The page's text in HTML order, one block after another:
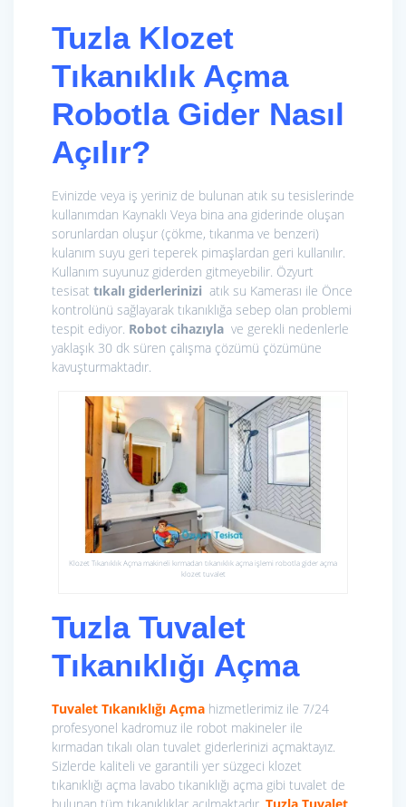
Tuzla Klozet
Tıkanıklık Açma
Robotla Gider Nasıl
Açılır?
Evinizde veya iş yeriniz de bulunan atık su tesislerinde
kullanımdan Kaynaklı Veya bina ana giderinde oluşan
sorunlardan oluşur (çökme, tıkanma ve benzeri)
kulanım suyu geri teperek pimaşlardan geri kullanılır.
Kullanım suyunuz giderden gitmeyebilir. Özyurt
tesisat tıkalı giderlerinizi atık su Kamerası ile Önce
kontrolünü sağlayarak tıkanıklığa sebep olan problemi
tespit ediyor. Robot cihazıyla ve gerekli nedenlerle
yaklaşık 30 dk süren çalışma çözümü çözümüne
kavuşturmaktadır.
Klozet Tıkanıklık Açma makineli kırmadan tıkanıklık açma işlemi robotla gider açma
klozet tuvalet
Tuzla Tuvalet
Tıkanıklığı Açma
Tuvalet Tıkanıklığı Açma hizmetlerimiz ile 7/24
profesyonel kadromuz ile robot makineler ile
kırmadan tıkalı olan tuvalet giderlerinizi açmaktayız.
Sizlerde kaliteli ve garantili yer süzgeci klozet
tıkanıklığı açma lavabo tıkanıklığı açma gibi tuvalet de